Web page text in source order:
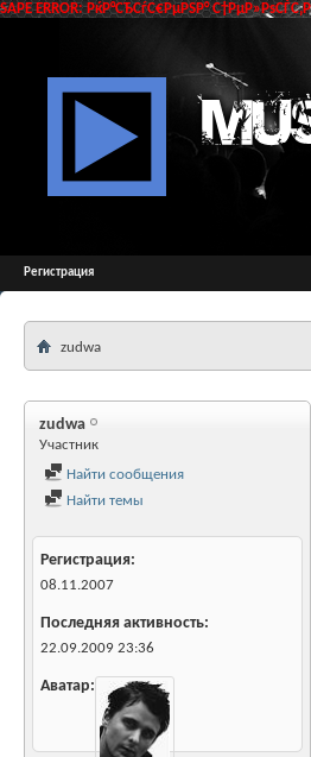
SAPE ERROR: РќР°СЂСѓС€РµРЅР°
Регистрация
zudwa
zudwa
Участник
Найти сообщения
Найти темы
Регистрация
08.11.2007
Последняя активность
22.09.2009 23:36
Аватар